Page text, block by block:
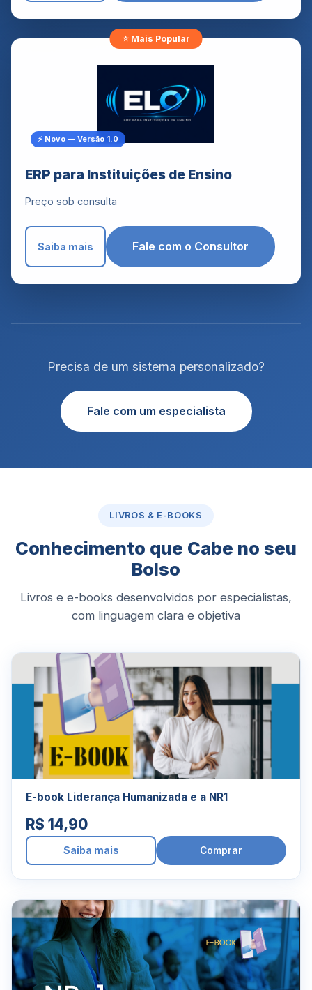
⚡ Novo — Versão 1.0
ERP para Instituições de Ensino
Preço sob consulta
Saiba mais Fale com o Consultor
Precisa de um sistema personalizado?
Fale com um especialista
LIVROS & E-BOOKS
Conhecimento que Cabe no seu
Bolso
Livros e e-books desenvolvidos por especialistas,
com linguagem clara e objetiva
E-book Liderança Humanizada e a NR1
R$ 14,90
Saiba mais Comprar